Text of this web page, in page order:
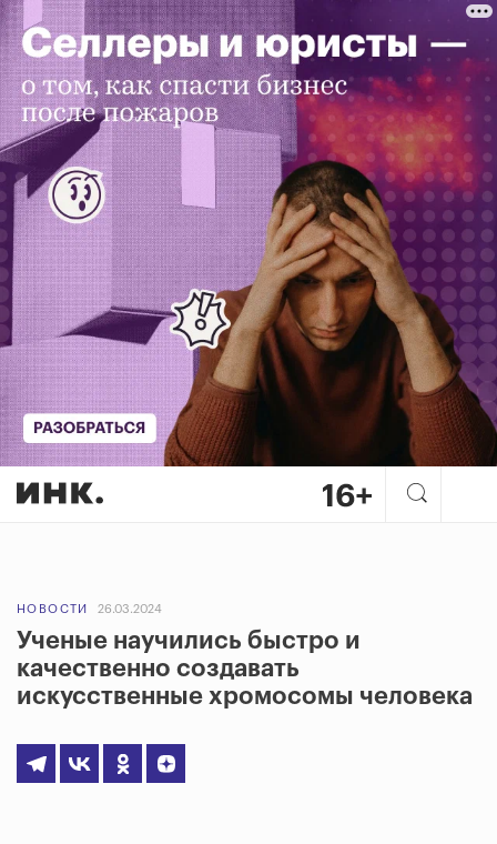
НОВОСТИ 26.03.2024
Ученые научились быстро и
качественно создавать
искусственные хромосомы человека